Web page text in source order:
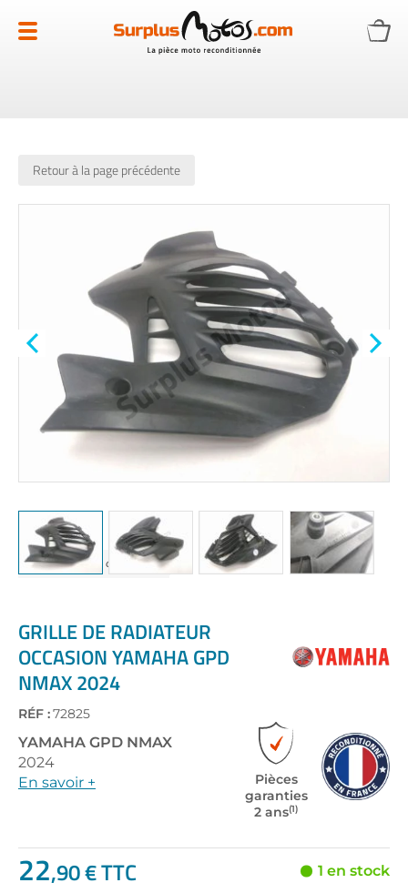
au
contenu
Retour à la page précédente
gallery
the
beginning
of
the
images
gallery
GRILLE DE RADIATEUR
OCCASION YAMAHA GPD
NMAX 2024
RÉF :72825
YAMAHA GPD NMAX
2024
En savoir +
Pièces
garanties
2 ans(1)
22,90 € TTC 1 en stock